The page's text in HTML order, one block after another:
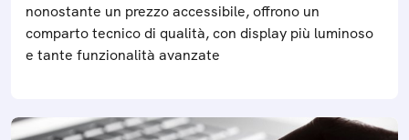
nonostante un prezzo accessibile, offrono un
comparto tecnico di qualità, con display più luminoso
e tante funzionalità avanzate